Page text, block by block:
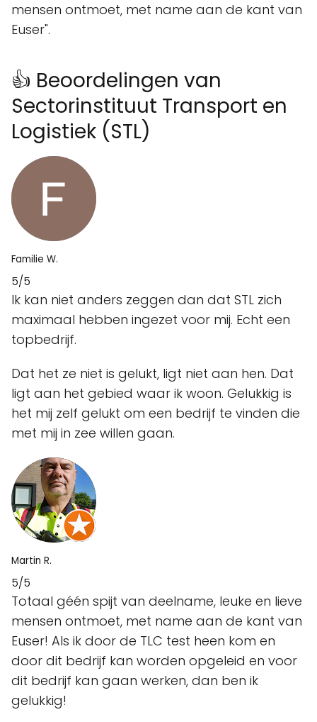
mensen ontmoet, met name aan de kant van
Euser".
👍 Beoordelingen van
Sectorinstituut Transport en
Logistiek (STL)
Familie W.
5/5
Ik kan niet anders zeggen dan dat STL zich
maximaal hebben ingezet voor mij. Echt een
topbedrijf.
Dat het ze niet is gelukt, ligt niet aan hen. Dat
ligt aan het gebied waar ik woon. Gelukkig is
het mij zelf gelukt om een bedrijf te vinden die
met mij in zee willen gaan.
Martin R.
5/5
Totaal géén spijt van deelname, leuke en lieve
mensen ontmoet, met name aan de kant van
Euser! Als ik door de TLC test heen kom en
door dit bedrijf kan worden opgeleid en voor
dit bedrijf kan gaan werken, dan ben ik
gelukkig!